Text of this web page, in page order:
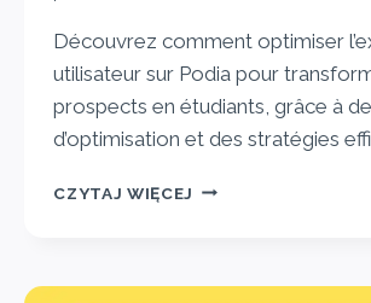
Découvrez comment optimiser
utilisateur sur Podia pour
prospects en étudiants, grâce à
d’optimisation et des stratégies
CZYTAJ WIĘCEJ